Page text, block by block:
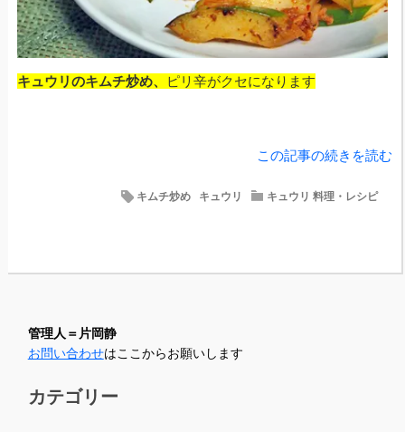
キュウリのキムチ炒め、 ピリ辛がクセになります
この記事の続きを読む
キムチ炒め キュウリ キュウリ 料理・レシピ
管理人＝片岡静
お問い合わせはここからお願いします
カテゴリー